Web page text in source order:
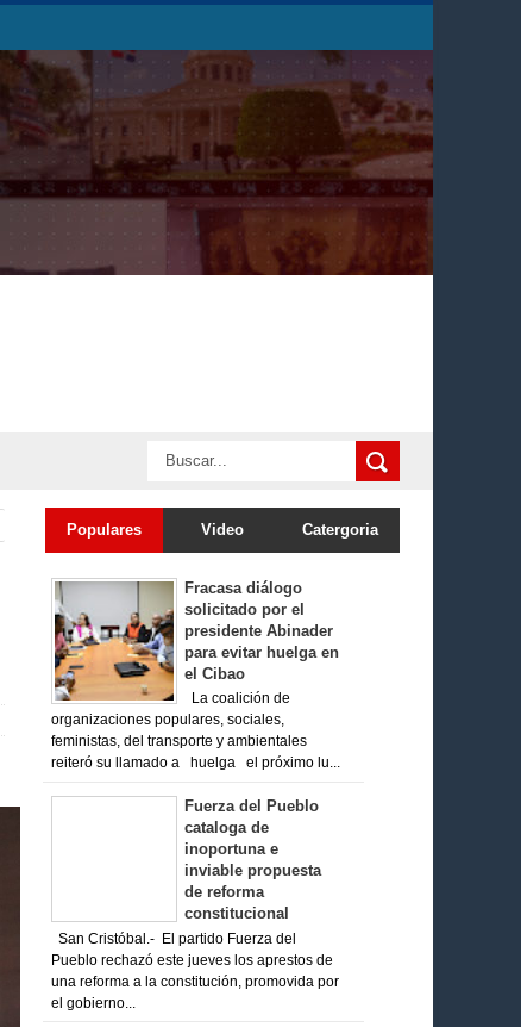
Populares Video Catergoria
Fracasa diálogo
solicitado por el
presidente Abinader
para evitar huelga en
el Cibao
La coalición de
organizaciones populares, sociales,
feministas, del transporte y ambientales
reiteró su llamado a huelga el próximo lu...
Fuerza del Pueblo
cataloga de
inoportuna e
inviable propuesta
de reforma
constitucional
San Cristóbal.- El partido Fuerza del
Pueblo rechazó este jueves los aprestos de
una reforma a la constitución, promovida por
el gobierno...